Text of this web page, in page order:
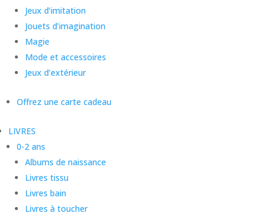
Jeux d’imitation
Jouets d’imagination
Magie
Mode et accessoires
Jeux d’extérieur
Offrez une carte cadeau
LIVRES
0-2 ans
Albums de naissance
Livres tissu
Livres bain
Livres à toucher